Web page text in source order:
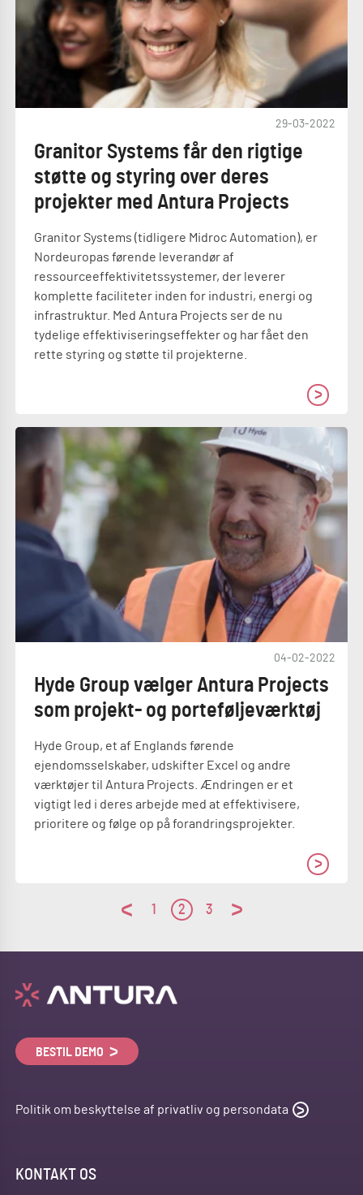
29-03-2022
Granitor Systems får den rigtige
støtte og styring over deres
projekter med Antura Projects
Granitor Systems (tidligere Midroc Automation), er
Nordeuropas førende leverandør af
ressourceeffektivitetssystemer, der leverer
komplette faciliteter inden for industri, energi og
infrastruktur. Med Antura Projects ser de nu
tydelige effektiviseringseffekter og har fået den
rette styring og støtte til projekterne.
04-02-2022
Hyde Group vælger Antura Projects
som projekt- og porteføljeværktøj
Hyde Group, et af Englands førende
ejendomsselskaber, udskifter Excel og andre
værktøjer til Antura Projects. Ændringen er et
vigtigt led i deres arbejde med at effektivisere,
prioritere og følge op på forandringsprojekter.
1 2 3
BESTIL DEMO
Politik om beskyttelse af privatliv og persondata
KONTAKT OS